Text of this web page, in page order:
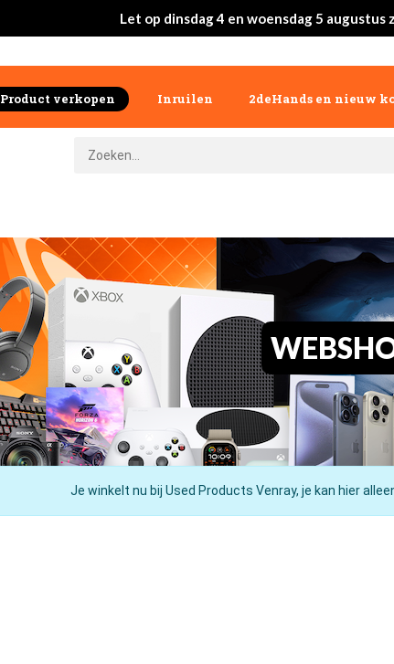
Let op dinsdag 4 en woensdag 5 augustus
Product verkopen Inruilen 2deHands en nieuw
Je winkelt nu bij Used Products Venray, je kan hier